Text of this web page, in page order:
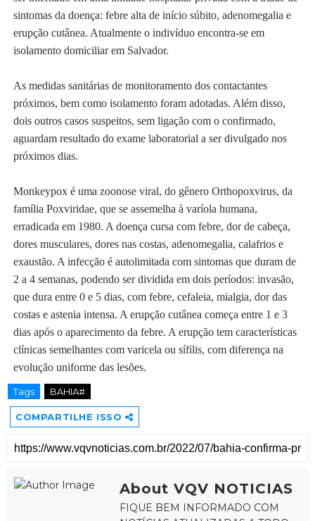
sintomas da doença: febre alta de início súbito, adenomegalia e
erupção cutânea. Atualmente o indivíduo encontra-se em
isolamento domiciliar em Salvador.
As medidas sanitárias de monitoramento dos contactantes
próximos, bem como isolamento foram adotadas. Além disso,
dois outros casos suspeitos, sem ligação com o confirmado,
aguardam resultado do exame laboratorial a ser divulgado nos
próximos dias.
Monkeypox é uma zoonose viral, do gênero Orthopoxvirus, da
família Poxviridae, que se assemelha à varíola humana,
erradicada em 1980. A doença cursa com febre, dor de cabeça,
dores musculares, dores nas costas, adenomegalia, calafrios e
exaustão. A infecção é autolimitada com sintomas que duram de
2 a 4 semanas, podendo ser dividida em dois períodos: invasão,
que dura entre 0 e 5 dias, com febre, cefaleia, mialgia, dor das
costas e astenia intensa. A erupção cutânea começa entre 1 e 3
dias após o aparecimento da febre. A erupção tem características
clínicas semelhantes com varicela ou sífilis, com diferença na
evolução uniforme das lesões.
Tags BAHIA#
COMPARTILHE ISSO
About VQV NOTICIAS
FIQUE BEM INFORMADO COM